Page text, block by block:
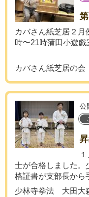
カバさん紙芝居２
時〜21時蒲田小遊
カバさん紙芝居の会
公
士が合格しました。
格証書が支部長から
少林寺拳法 大田大